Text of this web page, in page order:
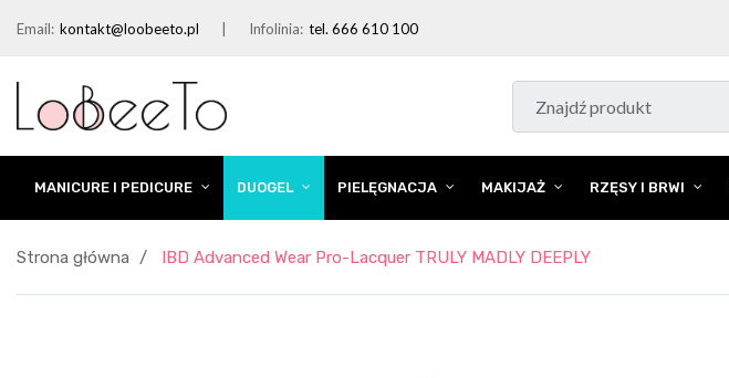
Email: kontakt@loobeeto.pl Infolinia: tel. 666 610 100
MANICURE I PEDICURE DUOGEL PIELĘGNACJA MAKIJAŻ RZĘSY I BRWI
Strona główna IBD Advanced Wear Pro-Lacquer TRULY MADLY DEEPLY